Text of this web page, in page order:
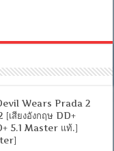
Wears Prada 2
[เสียงอังกฤษ DD+
5.1 Master แท้.]